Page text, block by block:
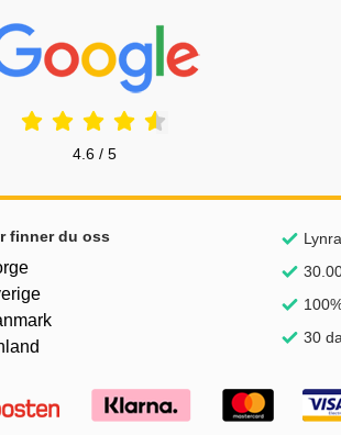
Prisjakt Vurdering: 4.6 Stjerne
4.6 / 5
finner du oss
30